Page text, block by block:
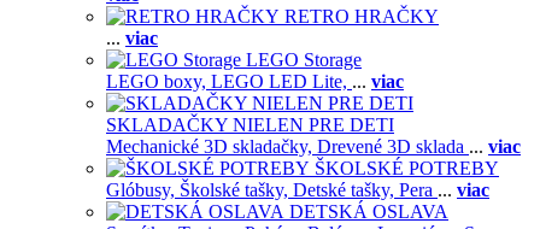
RETRO HRAČKY
... viac
LEGO Storage
LEGO boxy, LEGO LED Lite, ... viac
SKLADAČKY NIELEN PRE DETI
Mechanické 3D skladačky, Drevené 3D sklada ... viac
ŠKOLSKÉ POTREBY
Glóbusy, Školské tašky, Detské tašky, Pera ... viac
DETSKÁ OSLAVA